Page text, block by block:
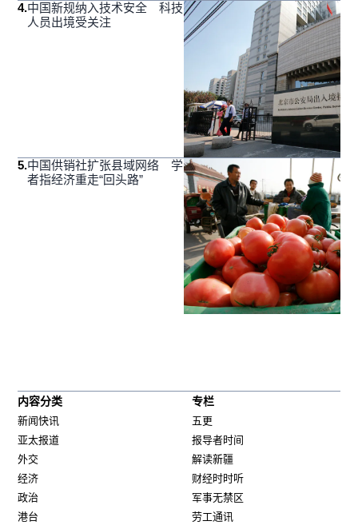
4.中国新规纳入技术安全 科技
人员出境受关注
5.中国供销社扩张县域网络 学
者指经济重走“回头路”
内容分类
新闻快讯
亚太报道
外交
经济
政治
港台
专栏
五更
报导者时间
解读新疆
财经时时听
军事无禁区
劳工通讯